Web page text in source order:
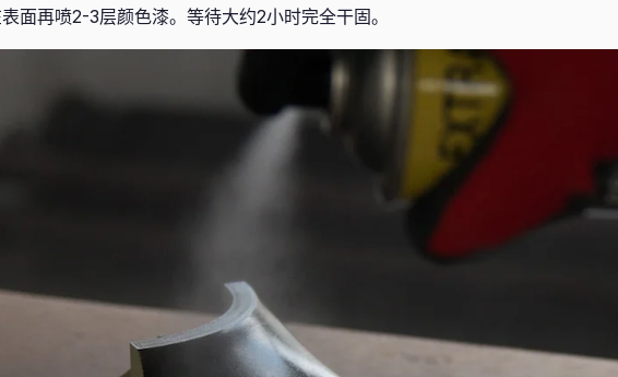
面再喷2-3层颜色漆。等待大约2小时完全干固。